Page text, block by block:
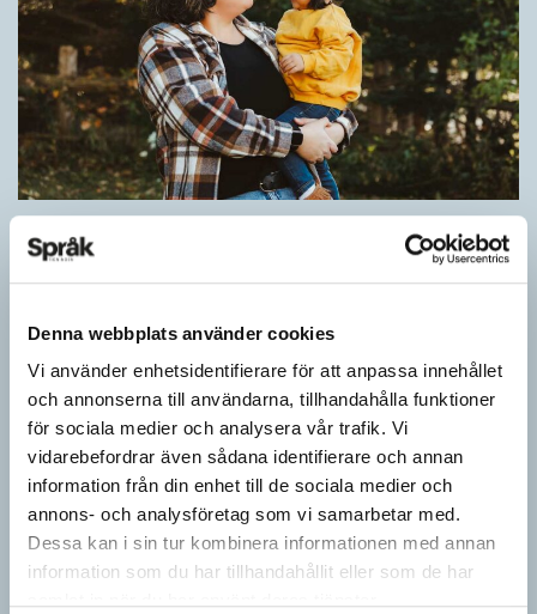
Denna webbplats använder cookies
Vi använder enhetsidentifierare för att anpassa innehållet
och annonserna till användarna, tillhandahålla funktioner
för sociala medier och analysera vår trafik. Vi
vidarebefordrar även sådana identifierare och annan
information från din enhet till de sociala medier och
annons- och analysföretag som vi samarbetar med.
Dessa kan i sin tur kombinera informationen med annan
information som du har tillhandahållit eller som de har
ARTIKLAR
i turtagning i samtal. Förmågan utvecklas ytterligare i takt med…